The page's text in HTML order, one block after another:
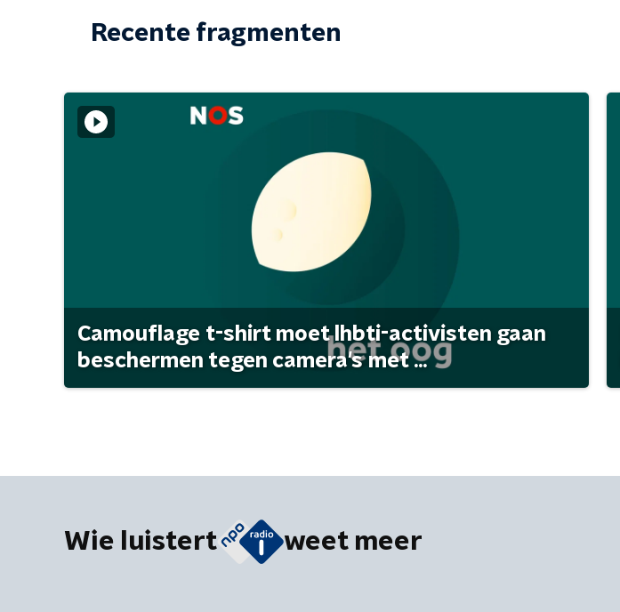
Recente fragmenten
Camouflage t-shirt moet lhbti-activisten gaan
beschermen tegen camera's met ...
Wie luistert weet meer